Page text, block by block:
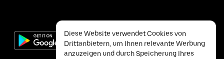
Diese Website verwendet Cookies von
Drittanbietern, um Ihnen relevante Werbung
anzuzeigen und durch Speicherung Ihres